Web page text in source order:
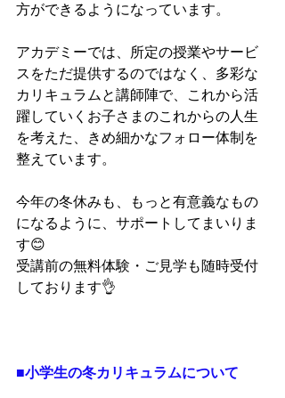
方ができるようになっています。
アカデミーでは、所定の授業やサービ
スをただ提供するのではなく、多彩な
カリキュラムと講師陣で、これから活
躍していくお子さまのこれからの人生
を考えた、きめ細かなフォロー体制を
整えています。
今年の冬休みも、もっと有意義なもの
になるように、サポートしてまいりま
す😊
受講前の無料体験・ご見学も随時受付
しております👌
■小学生の冬カリキュラムについて